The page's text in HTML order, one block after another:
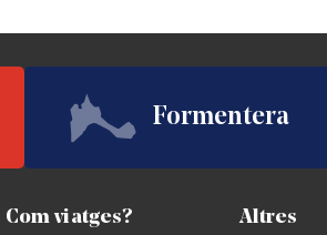
Formentera
Com viatges? Altres